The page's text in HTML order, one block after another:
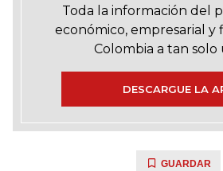
Toda la información del
económico, empresarial y
Colombia a tan solo
DESCARGUE LA
GUARDAR